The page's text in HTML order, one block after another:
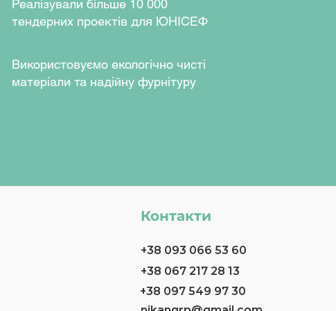
Реалізували більше 10 000
тендерних проектів для ЮНІСЕФ
Використовуємо екологічно чисті
матеріали та надійну фурнітуру
Контакти
+38 093 066 53 60
+38 067 217 28 13
+38 097 549 97 30